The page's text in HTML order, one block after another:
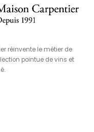
réinvente le métier de
pointue de vins et